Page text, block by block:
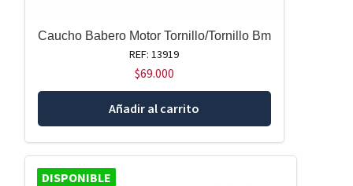
Caucho Babero Motor Tornillo/Tornillo Bm
REF: 13919
$69.000
Añadir al carrito
DISPONIBLE